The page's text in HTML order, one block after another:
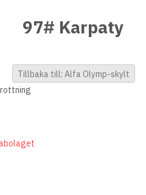
Tillbaka till: Alfa Olymp-skylt
97# Karpaty